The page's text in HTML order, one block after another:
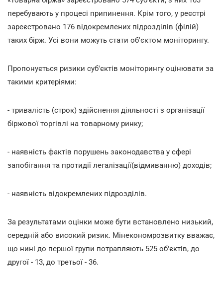
перебувають у процесі припинення. Крім того, у реєстрі
зареєстровано 176 відокремлених підрозділів (філій)
таких бірж. Усі вони можуть стати об'єктом моніторингу.
Пропонується ризики суб'єктів моніторингу оцінювати за
такими критеріями:
- тривалість (строк) здійснення діяльності з організації
біржової торгівлі на товарному ринку;
- наявність фактів порушень законодавства у сфері
запобігання та протидії легалізації(відмиванню) доходів;
- наявність відокремлених підрозділів.
За результатами оцінки може бути встановлено низький,
середній або високий ризик. Мінекономрозвитку вважає,
що нині до першої групи потрапляють 525 об'єктів, до
другої - 13, до третьої - 36.